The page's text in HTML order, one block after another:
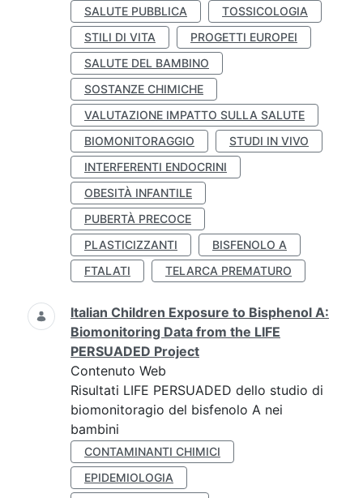
SALUTE PUBBLICA
TOSSICOLOGIA
STILI DI VITA
PROGETTI EUROPEI
SALUTE DEL BAMBINO
SOSTANZE CHIMICHE
VALUTAZIONE IMPATTO SULLA SALUTE
BIOMONITORAGGIO
STUDI IN VIVO
INTERFERENTI ENDOCRINI
OBESITÀ INFANTILE
PUBERTÀ PRECOCE
PLASTICIZZANTI
BISFENOLO A
FTALATI
TELARCA PREMATURO
Italian Children Exposure to Bisphenol A:
Biomonitoring Data from the LIFE
PERSUADED Project
Contenuto Web
Risultati LIFE PERSUADED dello studio di
biomonitoragio del bisfenolo A nei
bambini
CONTAMINANTI CHIMICI
EPIDEMIOLOGIA